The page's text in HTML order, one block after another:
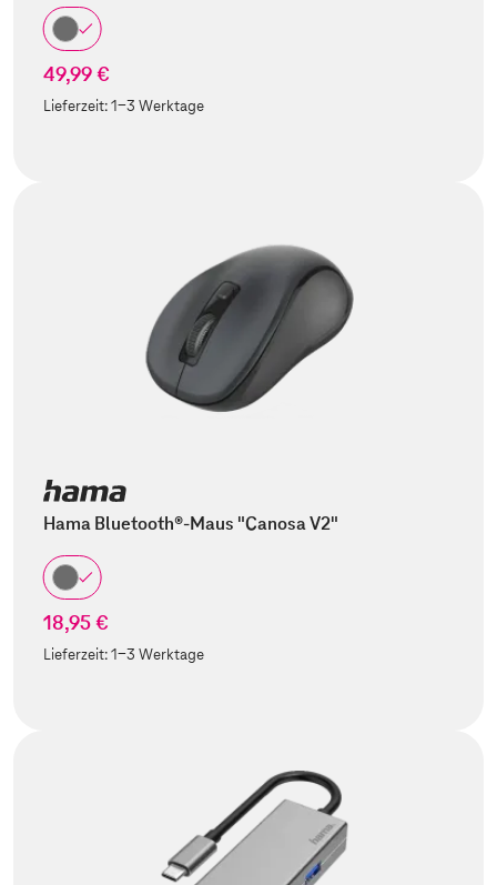
49,99 €
Lieferzeit:1-3 Werktage
Hama Bluetooth®-Maus "Canosa V2"
18,95 €
Lieferzeit:1-3 Werktage